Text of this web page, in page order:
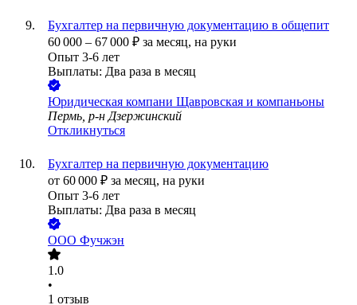
Бухгалтер на первичную документацию в общепит
60 000 – 67 000 ₽ за месяц, на руки
Опыт 3-6 лет
Выплаты: Два раза в месяц
Юридическая компани Щавровская и компаньоны
Пермь, р-н Дзержинский
Откликнуться
Бухгалтер на первичную документацию
от 60 000 ₽ за месяц, на руки
Опыт 3-6 лет
Выплаты: Два раза в месяц
ООО Фучжэн
1.0
•
1 отзыв